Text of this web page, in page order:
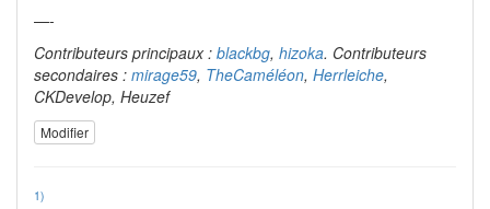
—-
Contributeurs principaux : blackbg, hizoka. Contributeurs
secondaires : mirage59, TheCaméléon, Herrleiche,
CKDevelop, Heuzef
Modifier
1)